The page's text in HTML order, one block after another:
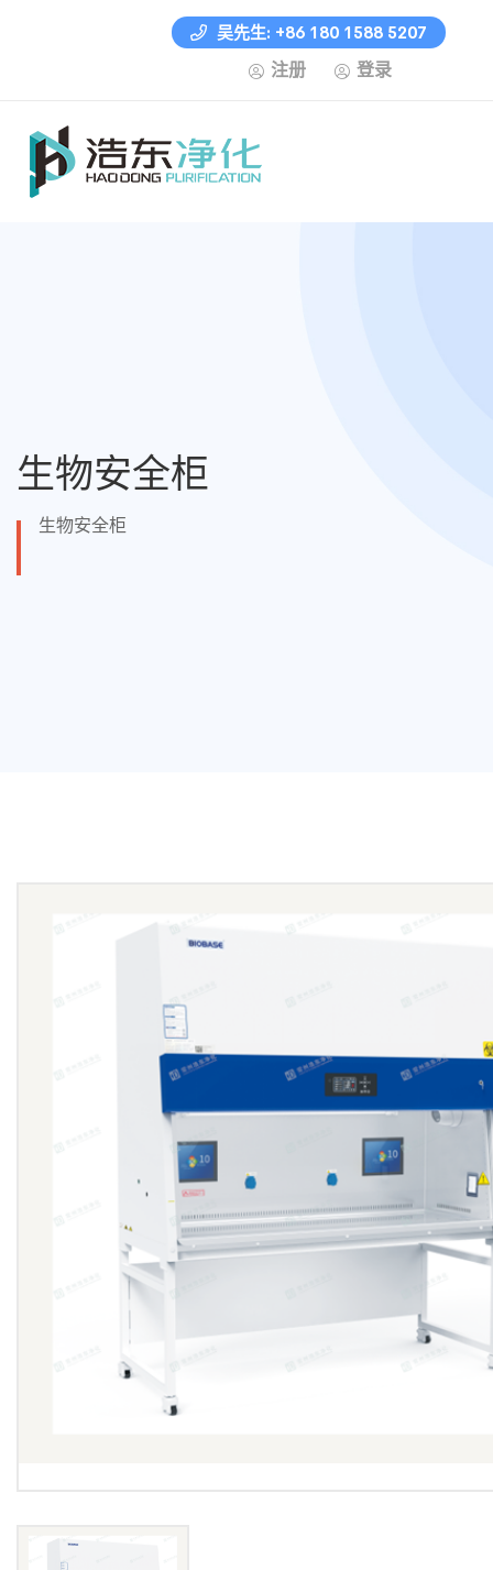
吴先生: +86 180 1588 5207
注册 登录
生物安全柜
生物安全柜